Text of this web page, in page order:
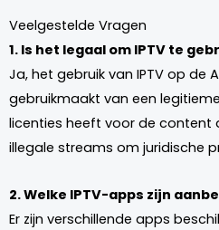
Veelgestelde Vragen
1. Is het legaal om IPTV te
Ja, het gebruik van IPTV op de
gebruikmaakt van een
licenties heeft voor de content
illegale streams om juridische
2. Welke IPTV-apps zijn
Er zijn verschillende apps